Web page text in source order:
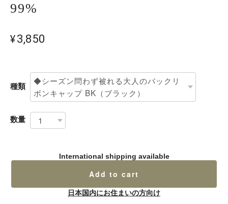
99%
¥3,850
種類
数量
International shipping available
Add to cart
日本国内にお住まいの方向け